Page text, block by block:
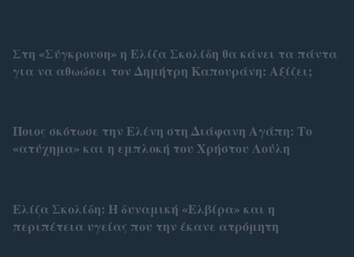
Στη «Σύγκρουση» η Ελίζα Σκολίδη θα κάνει τα πάντα
για να αθωώσει τον Δημήτρη Καπουράνη: Αξίζει;
Ποιος σκότωσε την Ελένη στη Διάφανη Αγάπη: Το
«ατύχημα» και η εμπλοκή του Χρήστου Λούλη
Ελίζα Σκολίδη: Η δυναμική «Ελβίρα» και η
περιπέτεια υγείας που την έκανε ατρόμητη